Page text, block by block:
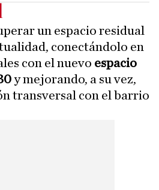
un espacio residual
conectándolo en
con el nuevo espacio
y mejorando, a su vez,
transversal con el barrio